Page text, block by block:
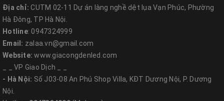
Hệ thống chi nhánh - Nhà
phân phối của ZALAA JSC
Địa chỉ: CUTM 02-11 Dự án làng nghề dệt lụa Vạn Phúc, Phường
Hà Đông, TP Hà Nội.
Hotline: 0947324999
Email: zalaa.vn@gmail.com
Website:www.giacongdenled.com
_ _ VP Giao Dịch _ _
- Hà Nội: Số J03-08 An Phú Shop Villa, KĐT Dương Nội, P. Dương
Nội.